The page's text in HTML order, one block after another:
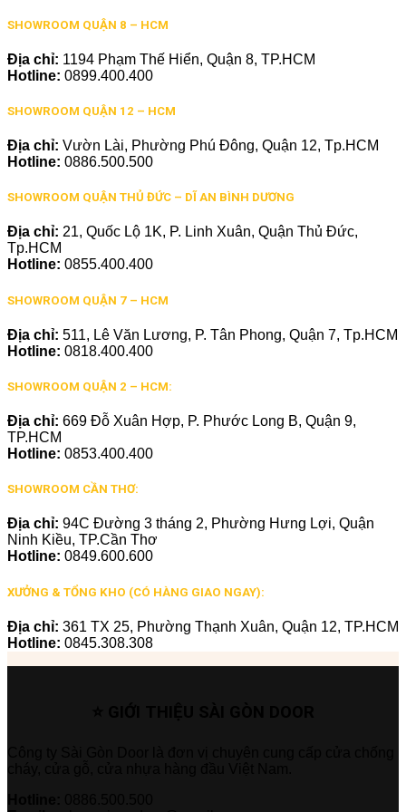
SHOWROOM QUẬN 8 – HCM
Địa chỉ: 1194 Phạm Thế Hiển, Quận 8, TP.HCM
Hotline: 0899.400.400
SHOWROOM QUẬN 12 – HCM
Địa chỉ: Vườn Lài, Phường Phú Đông, Quận 12, Tp.HCM
Hotline: 0886.500.500
SHOWROOM QUẬN THỦ ĐỨC – DĨ AN BÌNH DƯƠNG
Địa chỉ: 21, Quốc Lộ 1K, P. Linh Xuân, Quận Thủ Đức,
Tp.HCM
Hotline: 0855.400.400
SHOWROOM QUẬN 7 – HCM
Địa chỉ: 511, Lê Văn Lương, P. Tân Phong, Quận 7, Tp.HCM
Hotline: 0818.400.400
SHOWROOM QUẬN 2 – HCM:
Địa chỉ: 669 Đỗ Xuân Hợp, P. Phước Long B, Quận 9,
TP.HCM
Hotline: 0853.400.400
SHOWROOM CẦN THƠ:
Địa chỉ: 94C Đường 3 tháng 2, Phường Hưng Lợi, Quận
Ninh Kiều, TP.Cần Thơ
Hotline: 0849.600.600
XƯỞNG & TỔNG KHO (CÓ HÀNG GIAO NGAY):
Địa chỉ: 361 TX 25, Phường Thạnh Xuân, Quận 12, TP.HCM
Hotline: 0845.308.308